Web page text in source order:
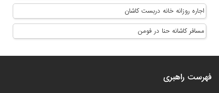
اجاره روزانه خانه دربست کاشان
مسافر کاشانه حنا در فومن
فهرست راهبری